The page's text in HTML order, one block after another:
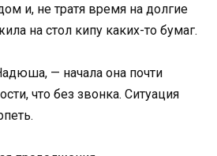
и, не тратя время на долгие
на стол кипу каких-то бумаг.
— начала она почти
что без звонка. Ситуация